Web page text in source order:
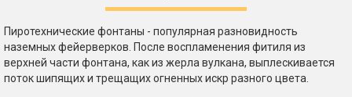
Пиротехнические фонтаны - популярная разновидность
наземных фейерверков. После воспламенения фитиля из
верхней части фонтана, как из жерла вулкана, выплескивается
поток шипящих и трещащих огненных искр разного цвета.